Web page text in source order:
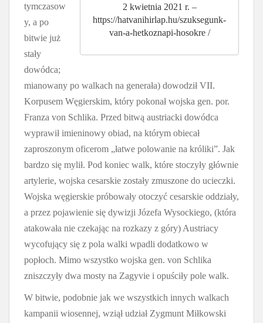
2 kwietnia 2021 r. –
https://hatvanihirlap.hu/szuksegunk-
van-a-hetkoznapi-hosokre /
tymczasow
y, a po
bitwie już
stały
dowódca;
mianowany po walkach na generała) dowodził VII.
Korpusem Węgierskim, który pokonał wojska gen. por.
Franza von Schlika. Przed bitwą austriacki dowódca
wyprawił imieninowy obiad, na którym obiecał
zaproszonym oficerom „łatwe polowanie na króliki”. Jak
bardzo się mylił. Pod koniec walk, które stoczyły głównie
artylerie, wojska cesarskie zostały zmuszone do ucieczki.
Wojska węgierskie próbowały otoczyć cesarskie oddziały,
a przez pojawienie się dywizji Józefa Wysockiego, (która
atakowała nie czekając na rozkazy z góry) Austriacy
wycofujący się z pola walki wpadli dodatkowo w
popłoch. Mimo wszystko wojska gen. von Schlika
zniszczyły dwa mosty na Zagyvie i opuściły pole walk.
W bitwie, podobnie jak we wszystkich innych walkach
kampanii wiosennej, wziął udział Zygmunt Miłkowski